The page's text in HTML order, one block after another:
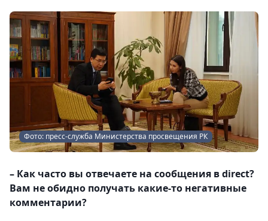
Фото: пресс-служба Министерства просвещения РК
– Как часто вы отвечаете на сообщения в direct?
Вам не обидно получать какие-то негативные
комментарии?